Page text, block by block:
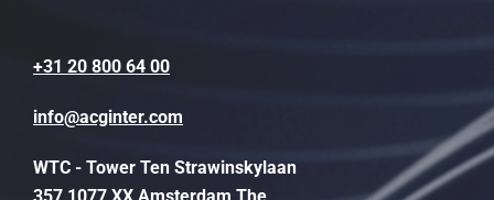
+31 20 800 64 00
info@acginter.com
WTC - Tower Ten Strawinskylaan